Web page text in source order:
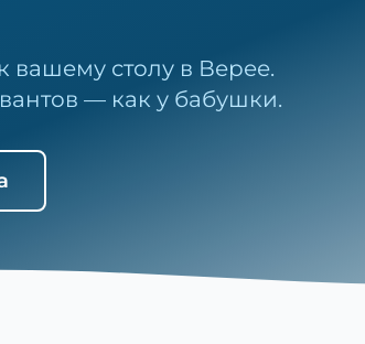
вашему столу в Верее.
— как у бабушки.